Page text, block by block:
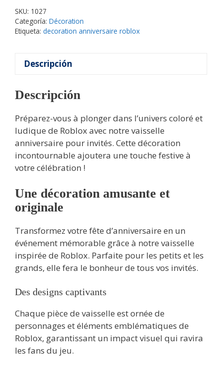
SKU: 1027
Categoría: Décoration
Etiqueta: decoration anniversaire roblox
Descripción
Descripción
Préparez-vous à plonger dans l’univers coloré et
ludique de Roblox avec notre vaisselle
anniversaire pour invités. Cette décoration
incontournable ajoutera une touche festive à
votre célébration !
Une décoration amusante et
originale
Transformez votre fête d’anniversaire en un
événement mémorable grâce à notre vaisselle
inspirée de Roblox. Parfaite pour les petits et les
grands, elle fera le bonheur de tous vos invités.
Des designs captivants
Chaque pièce de vaisselle est ornée de
personnages et éléments emblématiques de
Roblox, garantissant un impact visuel qui ravira
les fans du jeu.